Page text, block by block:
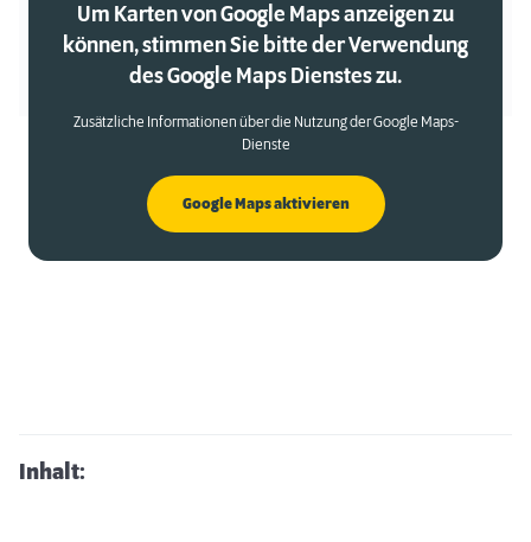
Um Karten von Google Maps anzeigen zu
können, stimmen Sie bitte der Verwendung
des Google Maps Dienstes zu.
Zusätzliche Informationen über die Nutzung der Google Maps-
Dienste
Google Maps aktivieren
Inhalt: